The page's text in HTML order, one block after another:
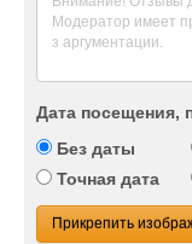
Дата посещения,
Без даты
Точная дата
Прикрепить